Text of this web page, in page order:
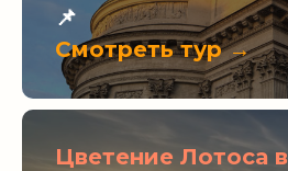
📌
Смотреть тур →
Цветение Лотоса в